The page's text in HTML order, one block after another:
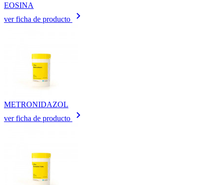
EOSINA
ver ficha de producto
keyboard_arrow_right
METRONIDAZOL
ver ficha de producto
keyboard_arrow_right